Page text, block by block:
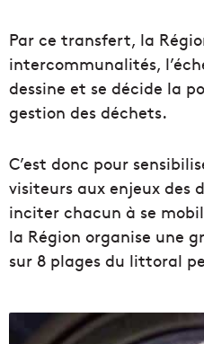
Par ce transfert, la
intercommunalités,
dessine et se décide la
gestion des déchets.
C’est donc pour
visiteurs aux enjeux des
inciter chacun à se
la Région organise une
sur 8 plages du littoral
T